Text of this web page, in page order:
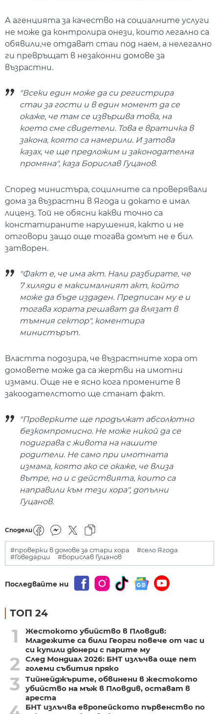
А агенцията за качество на социалните услуги
не може да контролира онези, които легално са
обявили,че отдават стаи под наем, а нелегално
ги превръщат в незаконни домове за
възрастни.
"Всеки един може да си регистрира
стаи за гости и в един момент да се
окаже, че там се извършва това, на
което сме свидетели. Това е вратичка в
закона, която са намерили. И затова
казах, че ще предложим и законодателна
промяна", каза Борислав Гуцанов.
Според министъра, социлните са проверявали
дома за възрастни в Ягода и докато е имал
лиценз. Той не обясни какви точно са
констатираните нарушения, както и не
отговори защо още тогава домът не е бил
затворен.
"Факт е, че има акт. Нали разбирате, че
7 хиляди е максималният акт, който
може да бъде издаден. Предписан му е и
тогава хората решават да влязат в
тъмния сектор", коментира
министърът.
Властта подозира, че възрастните хора от
домовете може да са жертви на имотни
измами. Още не е ясно кога промените в
закоодателстото ще станат факт.
"Проверките ще продължат абсолютно
безкомпромисно. Не може никой да се
подиграва с живота на нашите
родители. Не само при имотната
измама, която ако се окаже, че влиза
вътре, но и с действията, които са
направили към тези хора", допълни
Гуцанов.
Сподели
#проверки в домове за стари хора
#село Ягода
#Говедарци
#Борислав Гуцанов
Последвайте ни
ТОП 24
1
Жестокото убийство в Пловдив:
Младежите са били Георги повече от час и
си купили дюнери с парите му
2
След Мондиал 2026: БНТ излъчва още пет
големи събития пряко
3
Тийнейджърите, обвинени в жестокото
убийство на мъж в Пловдив, остават в
ареста
БНТ излъчва европейското първенство по